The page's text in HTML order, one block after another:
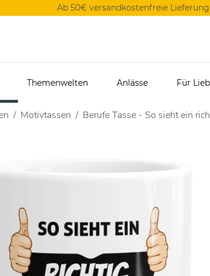
Ab 50€ versandkostenfreie
Themenwelten Anlässe Für
Motivtassen Berufe Tasse - So sieht ein